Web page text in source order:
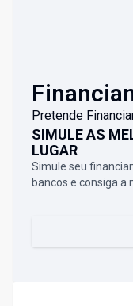
Pretende
SIMULE AS
LUGAR
Simule seu
bancos e consiga a